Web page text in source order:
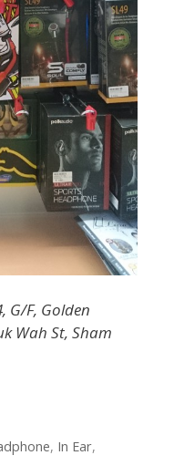
G/F, Golden
Wah St, Sham
, In Ear,